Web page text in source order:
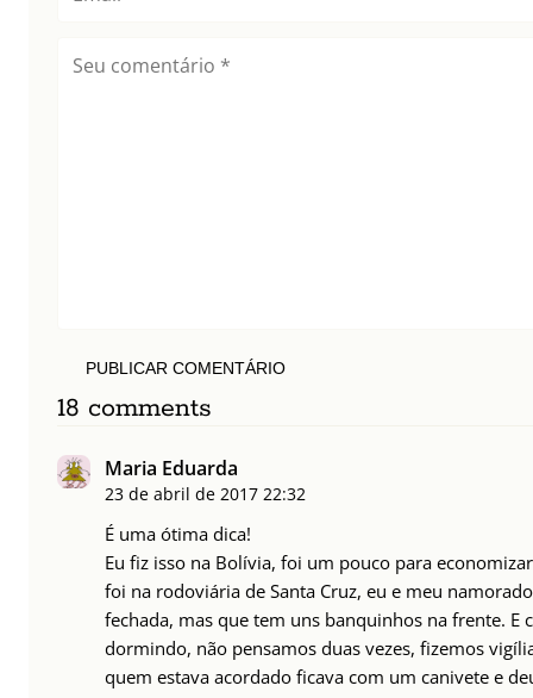
PUBLICAR COMENTÁRIO
18 comments
Maria Eduarda
23 de abril de 2017 22:32
É uma ótima dica!
Eu fiz isso na Bolívia, foi um pouco para
foi na rodoviária de Santa Cruz, eu e meu
fechada, mas que tem uns banquinhos na frente.
dormindo, não pensamos duas vezes, fizemos
quem estava acordado ficava com um canivete e